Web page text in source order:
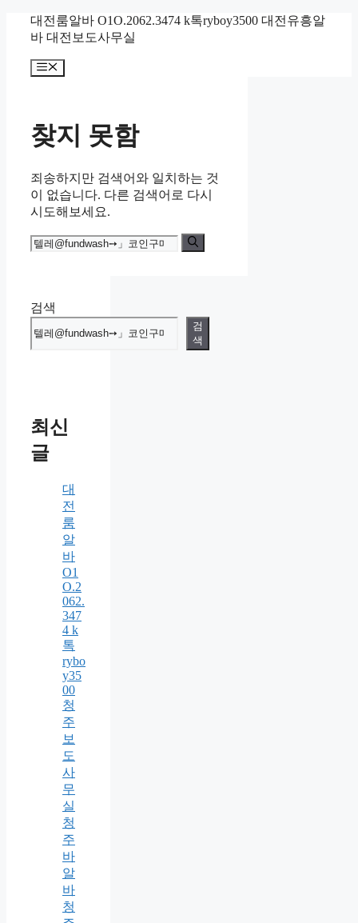
대전룸알바 O1O.2062.3474 k톡ryboy3500 대전유흥알
바 대전보도사무실
메
찾지 못함
죄송하지만 검색어와 일치하는 것
이 없습니다. 다른 검색어로 다시
시도해보세요.
검
검색
검
색
최신
글
대
전
룸
알
바
O1
O.2
062.
347
4 k
톡
rybo
y35
00
청
주
보
도
사
무
실
청
주
바
알
바
청